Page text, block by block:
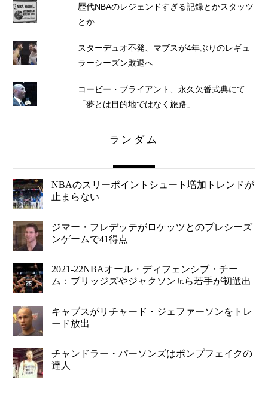
歴代NBAのレジェンドすぎる記録とかスタッツ
とか
スターデュオ不発、マブスが4年ぶりのレギュ
ラーシーズン敗退へ
コービー・ブライアント、永久欠番式典にて
「夢とは目的地ではなく旅路」
ランダム
NBAのスリーポイントシュート増加トレンドが
止まらない
ジマー・フレデッテがロケッツとのプレシーズ
ンゲームで41得点
2021-22NBAオール・ディフェンシブ・チー
ム：ブリッジズやジャクソンJr.ら若手が初選出
キャブスがリチャード・ジェファーソンをトレ
ード放出
チャンドラー・パーソンズはポンプフェイクの
達人